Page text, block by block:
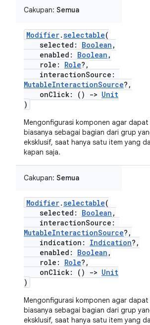
Cakupan: Semua
Modifier.selectable(
selected: Boolean ,
enabled: Boolean ,
role: Role?,
interactionSource:
MutableInteractionSource?,
onClick: ()
-> Unit
)
Mengonfigurasi komponen agar dapat
biasanya sebagai bagian dari grup
eksklusif, saat hanya satu item yang
kapan saja.
Cakupan: Semua
Modifier.selectable(
selected: Boolean ,
interactionSource:
MutableInteractionSource?,
indication: Indication?,
enabled: Boolean ,
role: Role?,
onClick: ()
-> Unit
)
Mengonfigurasi komponen agar dapat
biasanya sebagai bagian dari grup
eksklusif, saat hanya satu item yang